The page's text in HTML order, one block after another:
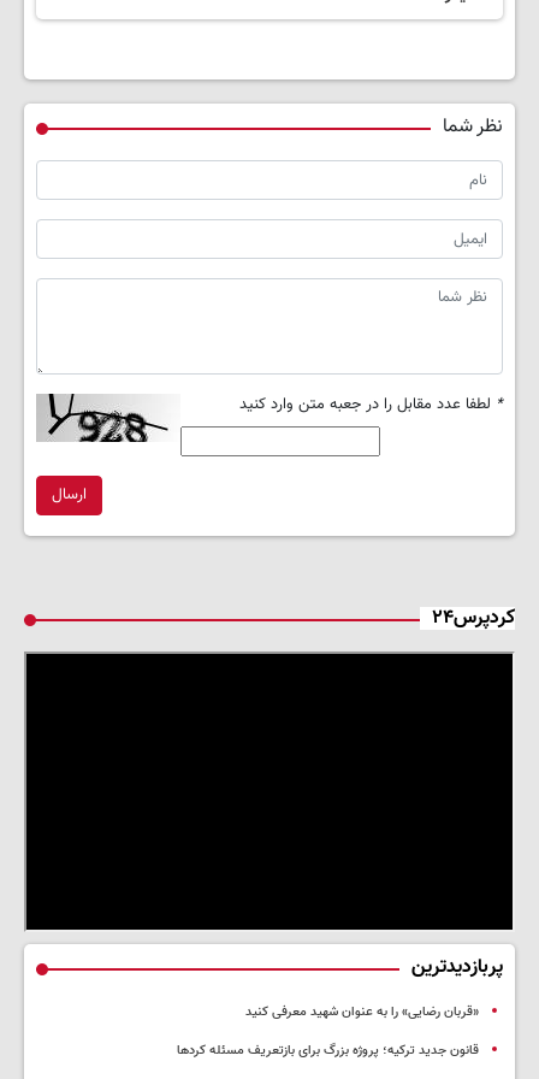
نظر شما
* لطفا عدد مقابل را در جعبه متن وارد کنید
ارسال
کردپرس۲۴
پربازدیدترین
«قربان رضایی» را به عنوان شهید معرفی کنید
قانون جدید ترکیه؛ پروژه بزرگ‌ برای بازتعریف مسئله کردها